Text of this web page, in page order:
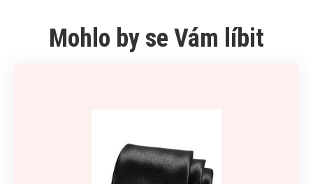
Mohlo by se Vám líbit